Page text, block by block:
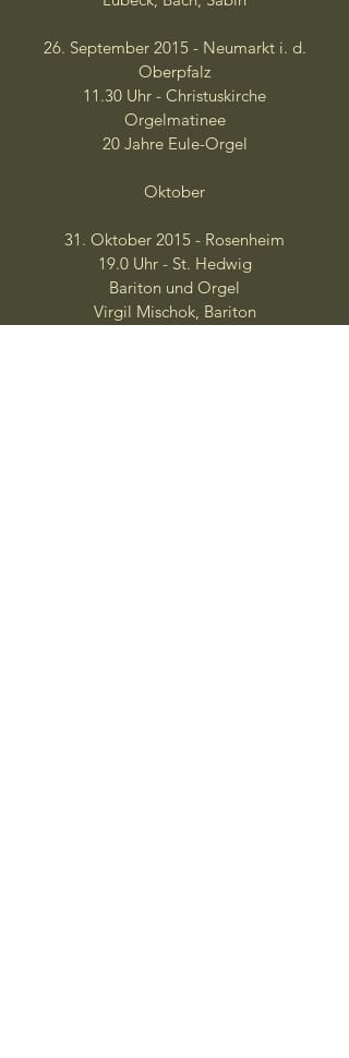
26. September 2015 - Neumarkt i. d.
Oberpfalz
11.30 Uhr - Christuskirche
Orgelmatinee
20 Jahre Eule-Orgel
Oktober
31. Oktober 2015 - Rosenheim
19.0 Uhr - St. Hedwig
Bariton und Orgel
Virgil Mischok, Bariton